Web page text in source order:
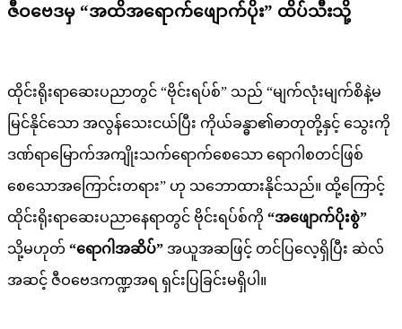
ဇီဝဗေဒမှ “အထိအရောက်ဖျောက်ပိုး” ထိပ်သီးသို့
ထိုင်းရိုးရာဆေးပညာတွင် “ဗိုင်းရပ်စ်” သည် “မျက်လုံးမျက်စိနဲ့မ
မြင်နိုင်သော အလွန်သေးငယ်ပြီး ကိုယ်ခန္ဓာ၏ဓာတုတို့နှင့် သွေးကို
ဒဏ်ရာမြောက်အကျိုးသက်ရောက်စေသော ရောဂါစတင်ဖြစ်
စေသောအကြောင်းတရား” ဟု သဘောထားနိုင်သည်။ ထို့ကြောင့်
ထိုင်းရိုးရာဆေးပညာနေရာတွင် ဗိုင်းရပ်စ်ကို “အဖျောက်ပိုးစွဲ”
သို့မဟုတ် “ရောဂါအဆိပ်” အယူအဆဖြင့် တင်ပြလေ့ရှိပြီး ဆဲလ်
အဆင့် ဇီဝဗေဒကဏ္ဍအရ ရှင်းပြခြင်းမရှိပါ။